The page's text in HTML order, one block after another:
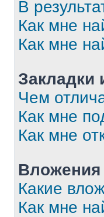
В
Как мне
Как мне
Закладки
Чем
Как мне
Как мне
Вложения
Какие
Как мне